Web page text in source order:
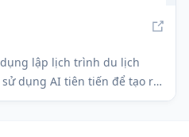
lập lịch trình du lịch
dụng AI tiên tiến để tạo ra
cá nhân hóa phù hợp với